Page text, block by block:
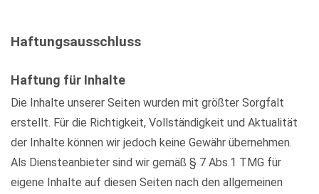
Haftungsausschluss
Haftung für Inhalte
Die Inhalte unserer Seiten wurden mit größter Sorgfalt
erstellt. Für die Richtigkeit, Vollständigkeit und Aktualität
der Inhalte können wir jedoch keine Gewähr übernehmen.
Als Diensteanbieter sind wir gemäß § 7 Abs.1 TMG für
eigene Inhalte auf diesen Seiten nach den allgemeinen